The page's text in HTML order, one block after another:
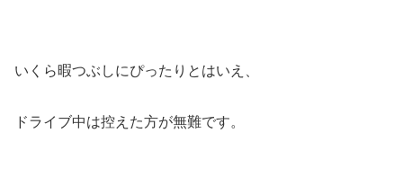
いくら暇つぶしにぴったりとはいえ、
ドライブ中は控えた方が無難です。